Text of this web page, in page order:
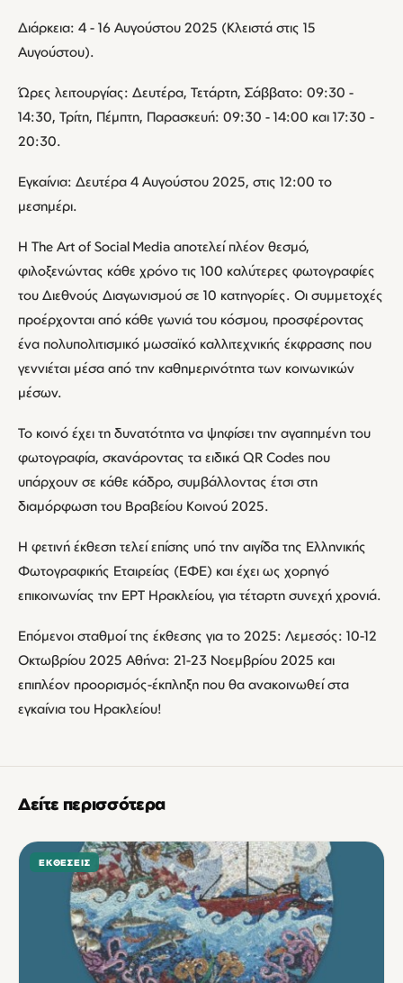
Διάρκεια: 4 - 16 Αυγούστου 2025 (Κλειστά στις 15
Αυγούστου).
Ώρες λειτουργίας: Δευτέρα, Τετάρτη, Σάββατο: 09:30 -
14:30, Τρίτη, Πέμπτη, Παρασκευή: 09:30 - 14:00 και 17:30 -
20:30.
Εγκαίνια: Δευτέρα 4 Αυγούστου 2025, στις 12:00 το
μεσημέρι.
Η The Art of Social Media αποτελεί πλέον θεσμό,
φιλοξενώντας κάθε χρόνο τις 100 καλύτερες φωτογραφίες
του Διεθνούς Διαγωνισμού σε 10 κατηγορίες. Οι συμμετοχές
προέρχονται από κάθε γωνιά του κόσμου, προσφέροντας
ένα πολυπολιτισμικό μωσαϊκό καλλιτεχνικής έκφρασης που
γεννιέται μέσα από την καθημερινότητα των κοινωνικών
μέσων.
Το κοινό έχει τη δυνατότητα να ψηφίσει την αγαπημένη του
φωτογραφία, σκανάροντας τα ειδικά QR Codes που
υπάρχουν σε κάθε κάδρο, συμβάλλοντας έτσι στη
διαμόρφωση του Βραβείου Κοινού 2025.
Η φετινή έκθεση τελεί επίσης υπό την αιγίδα της Ελληνικής
Φωτογραφικής Εταιρείας (ΕΦΕ) και έχει ως χορηγό
επικοινωνίας την ΕΡΤ Ηρακλείου, για τέταρτη συνεχή χρονιά.
Επόμενοι σταθμοί της έκθεσης για το 2025: Λεμεσός: 10-12
Οκτωβρίου 2025 Αθήνα: 21-23 Νοεμβρίου 2025 και
επιπλέον προορισμός-έκπληξη που θα ανακοινωθεί στα
εγκαίνια του Ηρακλείου!
Δείτε περισσότερα
ΕΚΘΈΣΕΙΣ